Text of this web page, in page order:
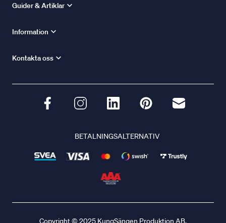
Guider & Artiklar
Information
Kontakta oss
BETALNINGSALTERNATIV
Copyright © 2025 KungSängen Produktion AB.